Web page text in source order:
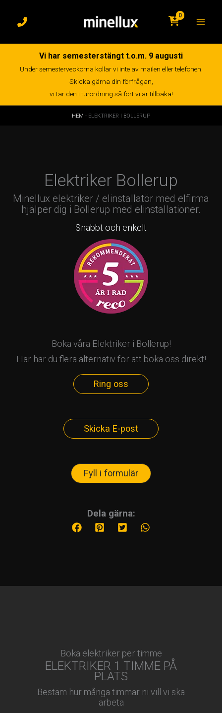
innehåll
0
Vi har semesterstängt t.o.m. 9 augusti
Under semesterveckorna kollar vi inte av mailen eller telefonen.
Skicka gärna din förfrågan,
vi tar den i turordning så fort vi är tillbaka!
HEM - ELEKTRIKER I BOLLERUP
Elektriker Bollerup
Minellux elektriker / elinstallatör med elfirma
hjälper dig i Bollerup med elinstallationer.
Snabbt och enkelt
Boka våra Elektriker i Bollerup!
Här har du flera alternativ för att boka oss direkt!
Ring oss
Skicka E-post
Fyll i formulär
Dela gärna:
Boka elektriker per timme
ELEKTRIKER 1 TIMME PÅ
PLATS
Bestäm hur många timmar ni vill vi ska
arbeta